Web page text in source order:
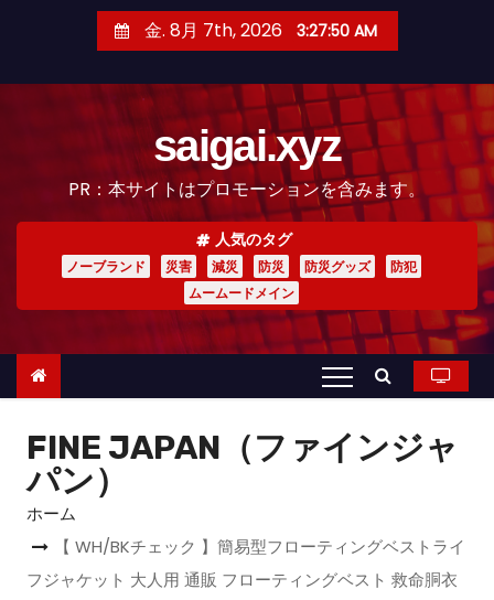
金. 8月 7th, 2026 3:27:52 AM
saigai.xyz
PR：本サイトはプロモーションを含みます。
人気のタグ
ノーブランド 災害 減災 防災 防災グッズ
防犯
ムームードメイン
FINE JAPAN（ファインジャ
パン）
ホーム
【 WH/BKチェック 】簡易型フローティングベストライ
フジャケット 大人用 通販 フローティングベスト 救命胴衣